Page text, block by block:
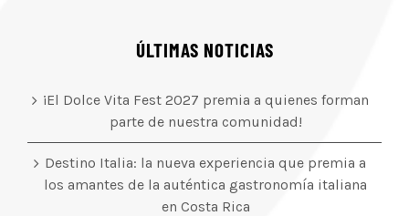
ÚLTIMAS NOTICIAS
¡El Dolce Vita Fest 2027 premia a quienes forman
parte de nuestra comunidad!
Destino Italia: la nueva experiencia que premia a
los amantes de la auténtica gastronomía italiana
en Costa Rica